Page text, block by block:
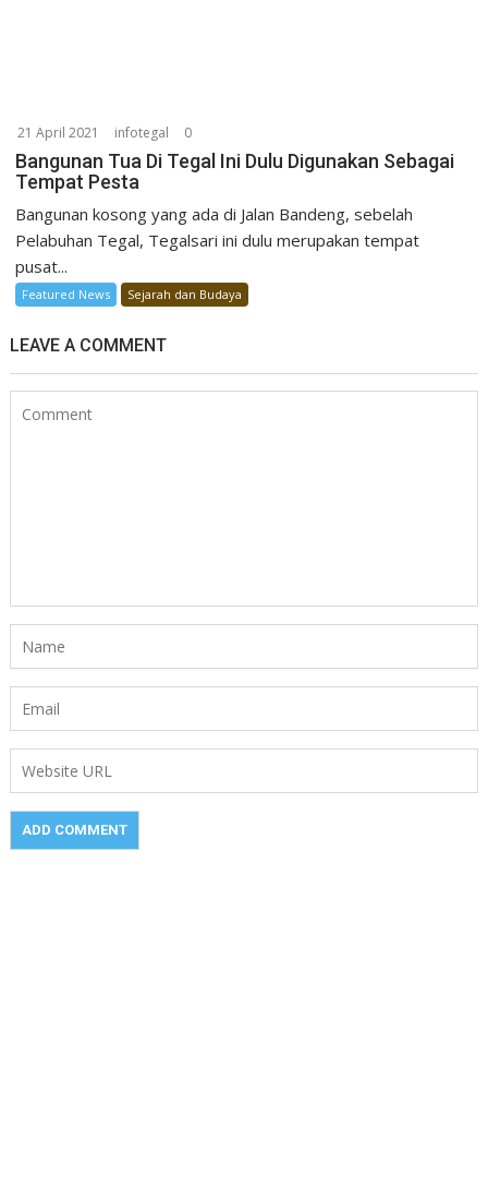
21 April 2021 infotegal 0
Bangunan Tua Di Tegal Ini Dulu Digunakan Sebagai
Tempat Pesta
Bangunan kosong yang ada di Jalan Bandeng, sebelah
Pelabuhan Tegal, Tegalsari ini dulu merupakan tempat
pusat...
Featured News Sejarah dan Budaya
LEAVE A COMMENT